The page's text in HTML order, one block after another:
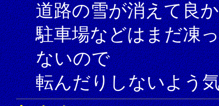
道路の雪が消えて良
駐車場などはまだ凍
ないので
転んだりしないよう